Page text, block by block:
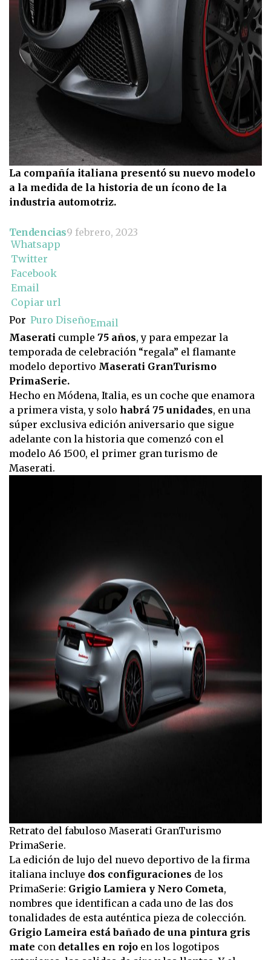
La compañía italiana presentó su nuevo modelo
a la medida de la historia de un ícono de la
industria automotriz.
Tendencias9 febrero, 2023
Whatsapp
Twitter
Facebook
Email
Copiar url
Por Puro DiseñoEmail
Maserati cumple 75 años, y para empezar la
temporada de celebración “regala” el flamante
modelo deportivo Maserati GranTurismo
PrimaSerie.
Hecho en Módena, Italia, es un coche que enamora
a primera vista, y solo habrá 75 unidades, en una
súper exclusiva edición aniversario que sigue
adelante con la historia que comenzó con el
modelo A6 1500, el primer gran turismo de
Maserati.
Retrato del fabuloso Maserati GranTurismo
PrimaSerie.
La edición de lujo del nuevo deportivo de la firma
italiana incluye dos configuraciones de los
PrimaSerie: Grigio Lamiera y Nero Cometa,
nombres que identifican a cada uno de las dos
tonalidades de esta auténtica pieza de colección.
Grigio Lameira está bañado de una pintura gris
mate con detalles en rojo en los logotipos